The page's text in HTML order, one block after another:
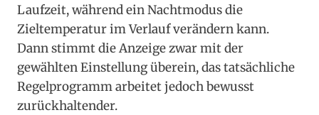
Laufzeit, während ein Nachtmodus die
Zieltemperatur im Verlauf verändern kann.
Dann stimmt die Anzeige zwar mit der
gewählten Einstellung überein, das tatsächliche
Regelprogramm arbeitet jedoch bewusst
zurückhaltender.